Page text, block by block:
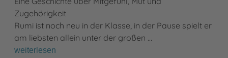
Zugehörigkeit
Rumi ist noch neu in der Klasse, in der Pause spielt er
am liebsten allein unter der großen …
weiterlesen